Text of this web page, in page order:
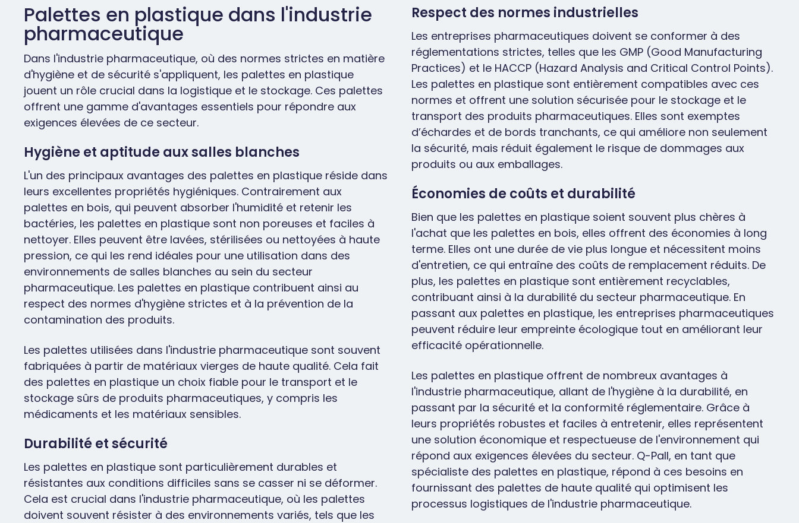
Palettes en plastique dans l'industrie
pharmaceutique
Dans l'industrie pharmaceutique, où des normes strictes en matière
d'hygiène et de sécurité s'appliquent, les palettes en plastique
jouent un rôle crucial dans la logistique et le stockage. Ces palettes
offrent une gamme d'avantages essentiels pour répondre aux
exigences élevées de ce secteur.
Hygiène et aptitude aux salles blanches
L'un des principaux avantages des palettes en plastique réside dans
leurs excellentes propriétés hygiéniques. Contrairement aux
palettes en bois, qui peuvent absorber l'humidité et retenir les
bactéries, les palettes en plastique sont non poreuses et faciles à
nettoyer. Elles peuvent être lavées, stérilisées ou nettoyées à haute
pression, ce qui les rend idéales pour une utilisation dans des
environnements de salles blanches au sein du secteur
pharmaceutique. Les palettes en plastique contribuent ainsi au
respect des normes d'hygiène strictes et à la prévention de la
contamination des produits.
Les palettes utilisées dans l'industrie pharmaceutique sont souvent
fabriquées à partir de matériaux vierges de haute qualité. Cela fait
des palettes en plastique un choix fiable pour le transport et le
stockage sûrs de produits pharmaceutiques, y compris les
médicaments et les matériaux sensibles.
Durabilité et sécurité
Les palettes en plastique sont particulièrement durables et
résistantes aux conditions difficiles sans se casser ni se déformer.
Cela est crucial dans l'industrie pharmaceutique, où les palettes
doivent souvent résister à des environnements variés, tels que les
Respect des normes industrielles
Les entreprises pharmaceutiques doivent se conformer à des
réglementations strictes, telles que les GMP (Good Manufacturing
Practices) et le HACCP (Hazard Analysis and Critical Control Points).
Les palettes en plastique sont entièrement compatibles avec ces
normes et offrent une solution sécurisée pour le stockage et le
transport des produits pharmaceutiques. Elles sont exemptes
d’échardes et de bords tranchants, ce qui améliore non seulement
la sécurité, mais réduit également le risque de dommages aux
produits ou aux emballages.
Économies de coûts et durabilité
Bien que les palettes en plastique soient souvent plus chères à
l'achat que les palettes en bois, elles offrent des économies à long
terme. Elles ont une durée de vie plus longue et nécessitent moins
d'entretien, ce qui entraîne des coûts de remplacement réduits. De
plus, les palettes en plastique sont entièrement recyclables,
contribuant ainsi à la durabilité du secteur pharmaceutique. En
passant aux palettes en plastique, les entreprises pharmaceutiques
peuvent réduire leur empreinte écologique tout en améliorant leur
efficacité opérationnelle.
Les palettes en plastique offrent de nombreux avantages à
l'industrie pharmaceutique, allant de l'hygiène à la durabilité, en
passant par la sécurité et la conformité réglementaire. Grâce à
leurs propriétés robustes et faciles à entretenir, elles représentent
une solution économique et respectueuse de l'environnement qui
répond aux exigences élevées du secteur. Q-Pall, en tant que
spécialiste des palettes en plastique, répond à ces besoins en
fournissant des palettes de haute qualité qui optimisent les
processus logistiques de l'industrie pharmaceutique.